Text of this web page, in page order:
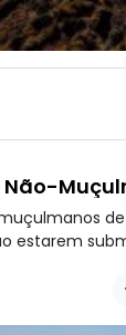
Não-
13): O
Leis
estarem